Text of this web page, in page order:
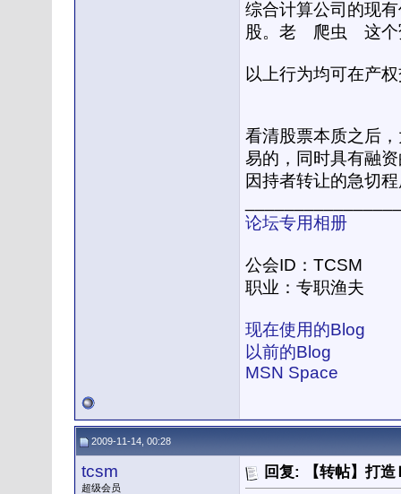
综合计算公司的现
股。老 爬虫 这个
以上行为均可在产
看清股票本质之后
易的，同时具有融
因持者转让的急切
论坛专用相册
公会ID：TCSM
职业：专职渔夫
现在使用的Blog
以前的Blog
MSN Space
2009-11-14, 00:28
tcsm
超级会员
回复: 【转帖】打